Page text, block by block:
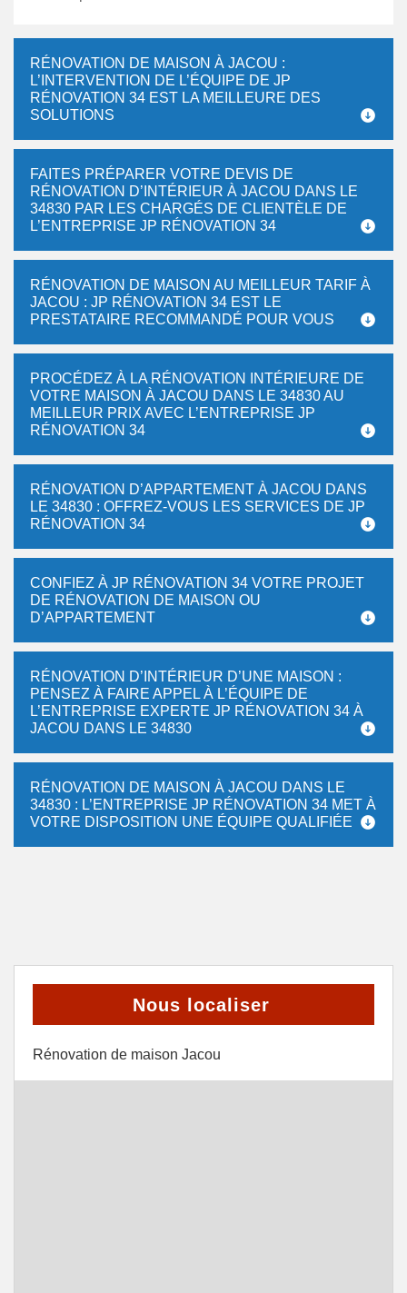
RÉNOVATION DE MAISON À JACOU :
L’INTERVENTION DE L’ÉQUIPE DE JP
RÉNOVATION 34 EST LA MEILLEURE DES
SOLUTIONS
FAITES PRÉPARER VOTRE DEVIS DE
RÉNOVATION D’INTÉRIEUR À JACOU DANS LE
34830 PAR LES CHARGÉS DE CLIENTÈLE DE
L’ENTREPRISE JP RÉNOVATION 34
RÉNOVATION DE MAISON AU MEILLEUR TARIF À
JACOU : JP RÉNOVATION 34 EST LE
PRESTATAIRE RECOMMANDÉ POUR VOUS
PROCÉDEZ À LA RÉNOVATION INTÉRIEURE DE
VOTRE MAISON À JACOU DANS LE 34830 AU
MEILLEUR PRIX AVEC L’ENTREPRISE JP
RÉNOVATION 34
RÉNOVATION D’APPARTEMENT À JACOU DANS
LE 34830 : OFFREZ-VOUS LES SERVICES DE JP
RÉNOVATION 34
CONFIEZ À JP RÉNOVATION 34 VOTRE PROJET
DE RÉNOVATION DE MAISON OU
D’APPARTEMENT
RÉNOVATION D’INTÉRIEUR D’UNE MAISON :
PENSEZ À FAIRE APPEL À L’ÉQUIPE DE
L’ENTREPRISE EXPERTE JP RÉNOVATION 34 À
JACOU DANS LE 34830
RÉNOVATION DE MAISON À JACOU DANS LE
34830 : L’ENTREPRISE JP RÉNOVATION 34 MET À
VOTRE DISPOSITION UNE ÉQUIPE QUALIFIÉE
Nous localiser
Rénovation de maison Jacou